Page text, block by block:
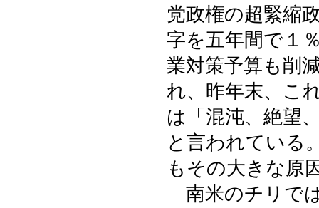
党政権の超緊縮
字を五年間で１
業対策予算も削
れ、昨年末、こ
は「混沌、絶望
と言われている
もその大きな原
南米のチリで